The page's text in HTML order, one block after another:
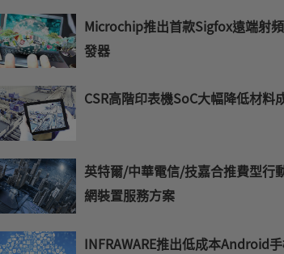
Microchip推出首款Sigfox遠端射
發器
CSR高階印表機SoC大幅降低材料
英特爾/中華電信/技嘉合推費型行
網裝置服務方案
INFRAWARE推出低成本Android